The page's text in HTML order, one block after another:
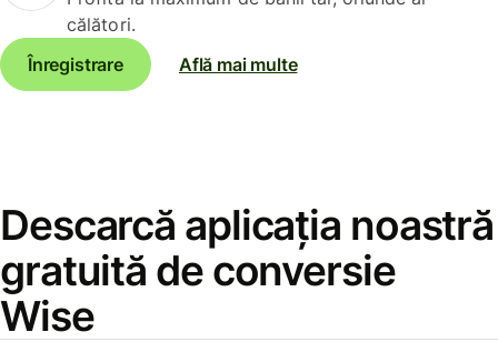
călători.
Înregistrare
Află mai multe
Descarcă aplicația noastră
gratuită de conversie
Wise